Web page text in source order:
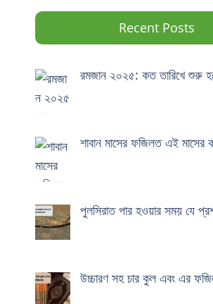
Recent Posts
রমজান ২০২৫: কত তারিখে শুরু
শাবান মাসের ফজিলত এই
পুলসিরাত পার হওয়ার সময় যে
উচ্চারণ সহ চার কুল এবং এর